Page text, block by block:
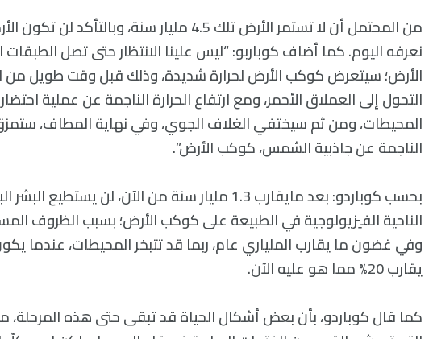
من المحتمل أن لا تستمر الأرض تلك 4.5 مليار سنة،
نعرفه اليوم. كما أضاف كوباربو: “ليس علينا الانتظار حتى تصل
الأرض؛ سيتعرض كوكب الأرض لحرارة شديدة، وذلك قبل وقت طويل
التحول إلى العملاق الأحمر، ومع ارتفاع الحرارة الناجمة عن عملية
المحيطات، ومن ثم سيختفي الغلاف الجوي، وفي نهاية المطاف،
الناجمة عن جاذبية الشمس، كوكب الأرض”.
بحسب كوباردو: بعد مايقارب 1.3 مليار سنة من الآن، لن
الناحية الفيزيولوجية في الطبيعة على كوكب الأرض؛ بسبب الظروف
وفي غضون ما يقارب الملياري عام، ربما قد تتبخر المحيطات، عندما
يقارب 20% مما هو عليه الآن.
كما قال كوباردو، بأن بعض أشكال الحياة قد تبقى حتى هذه المرحلة،